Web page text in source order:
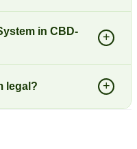
in CBD-
+
legal? +